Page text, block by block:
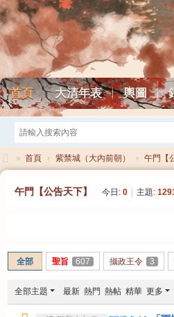
首頁 大清年表 輿圖
大
» 首頁 › 紫禁城（大內前朝） › 午門【
午門【公告天下】 今日: 0 主題:
全部 聖旨 607 攝政王令 3
全部主題 最新 熱門 熱帖 精華 更多